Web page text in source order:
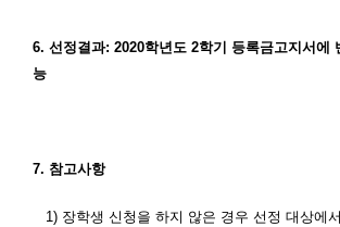
6. 선정결과: 2020학년도 2학기 등록금고지서에
능
7. 참고사항
1) 장학생 신청을 하지 않은 경우 선정 대상에